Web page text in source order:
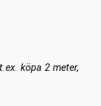
köpa 2 meter,